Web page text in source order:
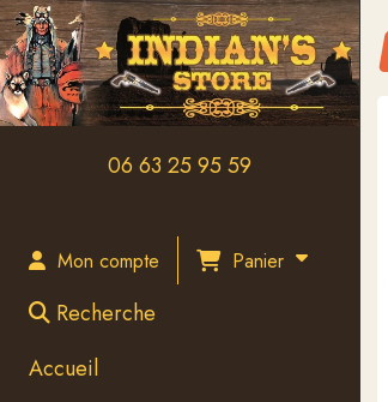
06 63 25 95 59
Mon compte Panier
Recherche
Accueil
Panneau de gestion des cookies